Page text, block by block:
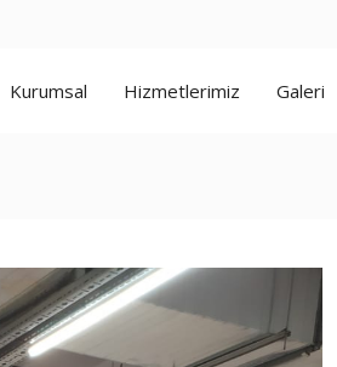
Kurumsal Hizmetlerimiz Galeri